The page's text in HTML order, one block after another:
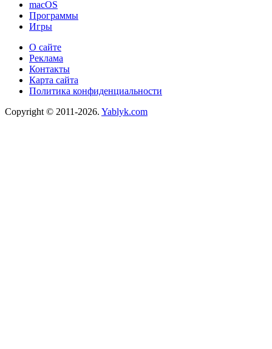
macOS
Программы
Игры
О сайте
Реклама
Контакты
Карта сайта
Политика конфиденциальности
Copyright © 2011-2026. Yablyk.сom